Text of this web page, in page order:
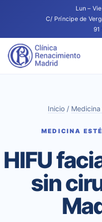
Lun –
C/ Príncipe de
91
Inicio/
MEDICINA
HIFU
sin